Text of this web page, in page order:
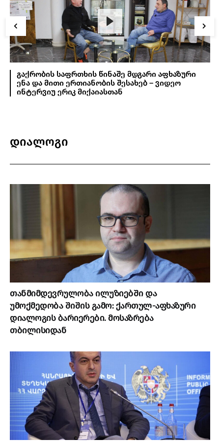
გაქრობის საფრთხის წინაშე მდგარი აფხაზური
ენა და მითი ერთიანობის შესახებ – ვიდეო
ინტერვიუ ერიკ მიქაიასთან
დიალოგი
თანმიმდევრულობა ილუზიებში და
უმოქმედობა შიშის გამო: ქართულ-აფხაზური
დიალოგის ბარიერები. მოსაზრება
თბილისიდან